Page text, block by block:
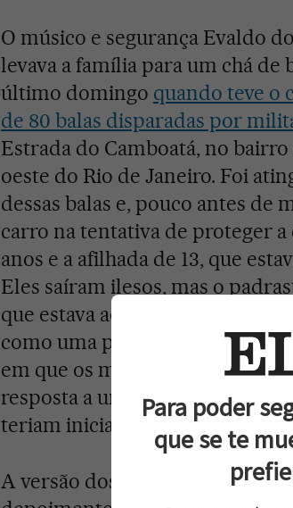
O músico e segurança Evaldo
levava a família para um chá de
último domingo quando teve o
de 80 balas disparadas por
Estrada do Camboatá, no
oeste do Rio de Janeiro. Foi
dessas balas e, pouco antes de
carro na tentativa de proteger a
anos e a afilhada de 13, que
Eles saíram ilesos, mas o
que estava ao lado do motorista,
como uma pessoa que passava
em que os militares abriram
resposta a uma "injusta
teriam iniciado o tiroteio.
A versão dos militares, porém,
Para poder
que se te